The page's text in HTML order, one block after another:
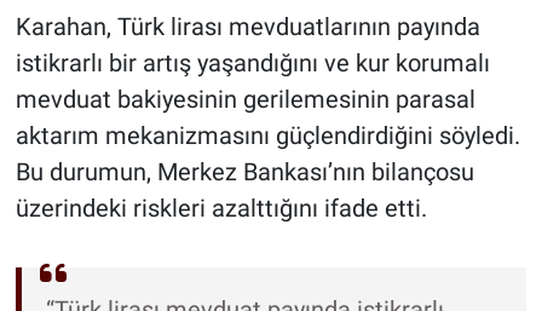
Karahan, Türk lirası mevduatlarının payında
istikrarlı bir artış yaşandığını ve kur korumalı
mevduat bakiyesinin gerilemesinin parasal
aktarım mekanizmasını güçlendirdiğini söyledi.
Bu durumun, Merkez Bankası’nın bilançosu
üzerindeki riskleri azalttığını ifade etti.